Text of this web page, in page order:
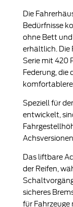
Die
Bedürfnisse
ohne Bett
erhältlich. Die
Serie mit 420
Federung,
Speziell für
entwickelt,
Das liftbare
der Reifen,
sicheres
für